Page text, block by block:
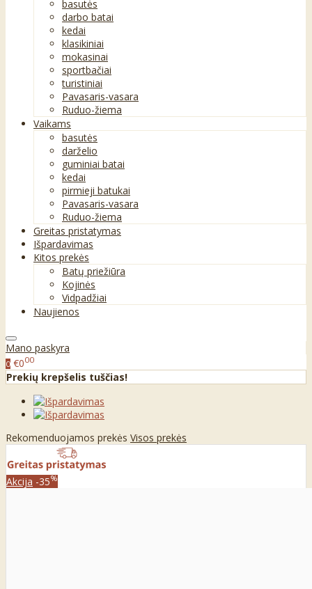
basutės
darbo batai
kedai
klasikiniai
mokasinai
sportbačiai
turistiniai
Pavasaris-vasara
Ruduo-žiema
Vaikams
basutės
darželio
guminiai batai
kedai
pirmieji batukai
Pavasaris-vasara
Ruduo-žiema
Greitas pristatymas
Išpardavimas
Kitos prekės
Batų priežiūra
Kojinės
Vidpadžiai
Naujienos
Mano paskyra
0 €000
Prekių krepšelis tuščias!
Rekomenduojamos prekės Visos prekės
Akcija -35%